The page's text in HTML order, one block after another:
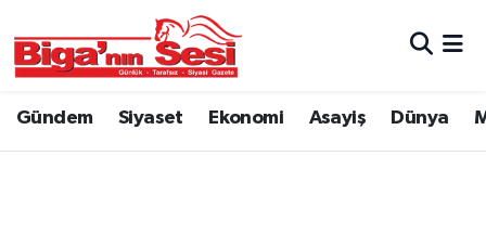
Gündem Siyaset Ekonomi Asayiş Dünya
Asayiş
Çanakkale Hava Durumu